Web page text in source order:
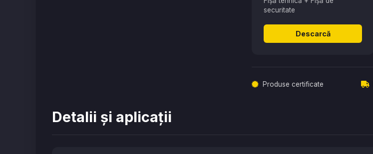
securitate
Descarcă
Produse certificate
Detalii și aplicații